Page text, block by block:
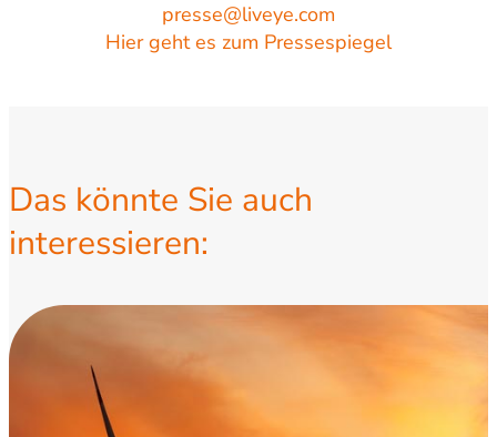
presse@liveye.com
Hier geht es zum Pressespiegel
Das könnte Sie auch
interessieren: